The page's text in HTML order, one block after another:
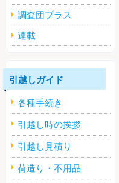
調査団プラス
連載
引越しガイド
各種手続き
引越し時の挨拶
引越し見積り
荷造り・不用品